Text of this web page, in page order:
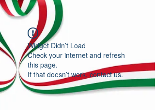
Widget Didn’t Load
Check your internet and refresh
this page.
If that doesn’t work, contact us.